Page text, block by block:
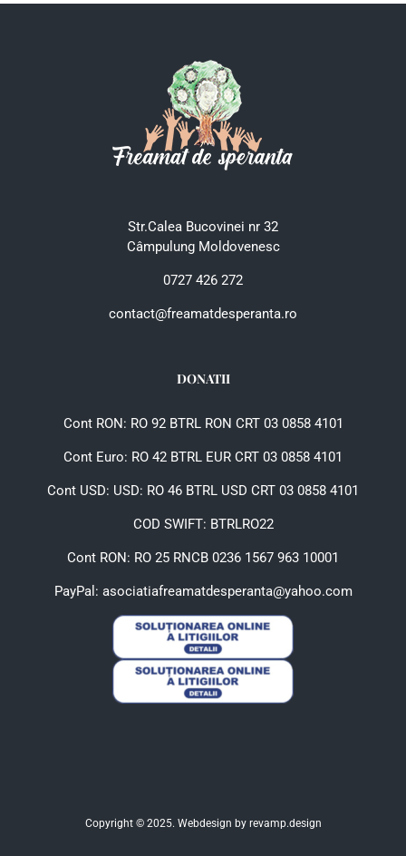
Str.Calea Bucovinei nr 32
Câmpulung Moldovenesc
0727 426 272
contact@freamatdesperanta.ro
DONATII
Cont RON: RO 92 BTRL RON CRT 03 0858 4101
Cont Euro: RO 42 BTRL EUR CRT 03 0858 4101
Cont USD: USD: RO 46 BTRL USD CRT 03 0858 4101
COD SWIFT: BTRLRO22
Cont RON: RO 25 RNCB 0236 1567 963 10001
PayPal: asociatiafreamatdesperanta@yahoo.com
Copyright © 2025. Webdesign by revamp.design